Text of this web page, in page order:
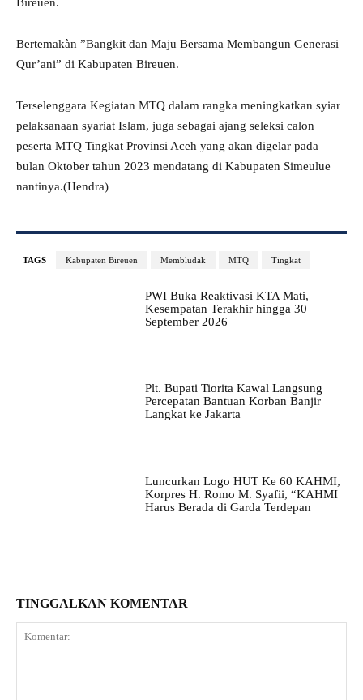
Bireuen.
Bertemakàn ”Bangkit dan Maju Bersama Membangun Generasi
Qur’ani” di Kabupaten Bireuen.
Terselenggara Kegiatan MTQ dalam rangka meningkatkan syiar
pelaksanaan syariat Islam, juga sebagai ajang seleksi calon
peserta MTQ Tingkat Provinsi Aceh yang akan digelar pada
bulan Oktober tahun 2023 mendatang di Kabupaten Simeulue
nantinya.(Hendra)
TAGS Kabupaten Bireuen Membludak MTQ Tingkat
PWI Buka Reaktivasi KTA Mati,
Kesempatan Terakhir hingga 30
September 2026
Plt. Bupati Tiorita Kawal Langsung
Percepatan Bantuan Korban Banjir
Langkat ke Jakarta
Luncurkan Logo HUT Ke 60 KAHMI,
Korpres H. Romo M. Syafii, “KAHMI
Harus Berada di Garda Terdepan
TINGGALKAN KOMENTAR